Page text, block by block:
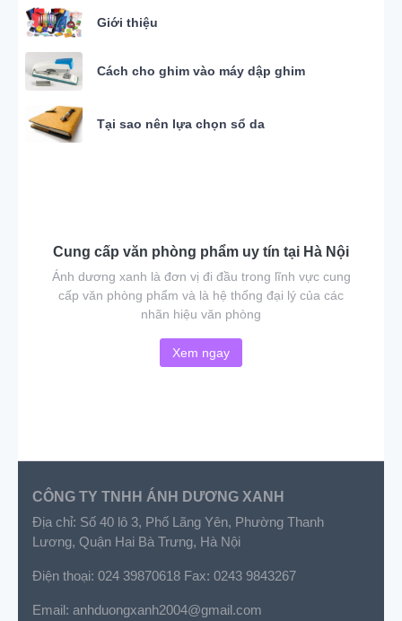
Giới thiệu
Cách cho ghim vào máy dập ghim
Tại sao nên lựa chọn sổ da
Cung cấp văn phòng phẩm uy tín tại Hà Nội
Ánh dương xanh là đơn vị đi đầu trong lĩnh vực cung
cấp văn phòng phẩm và là hệ thống đại lý của các
nhãn hiệu văn phòng
Xem ngay
CÔNG TY TNHH ÁNH DƯƠNG XANH
Địa chỉ: Số 40 lô 3, Phố Lãng Yên, Phường Thanh
Lương, Quận Hai Bà Trưng, Hà Nội
Điện thoại: 024 39870618 Fax: 0243 9843267
Email: anhduongxanh2004@gmail.com